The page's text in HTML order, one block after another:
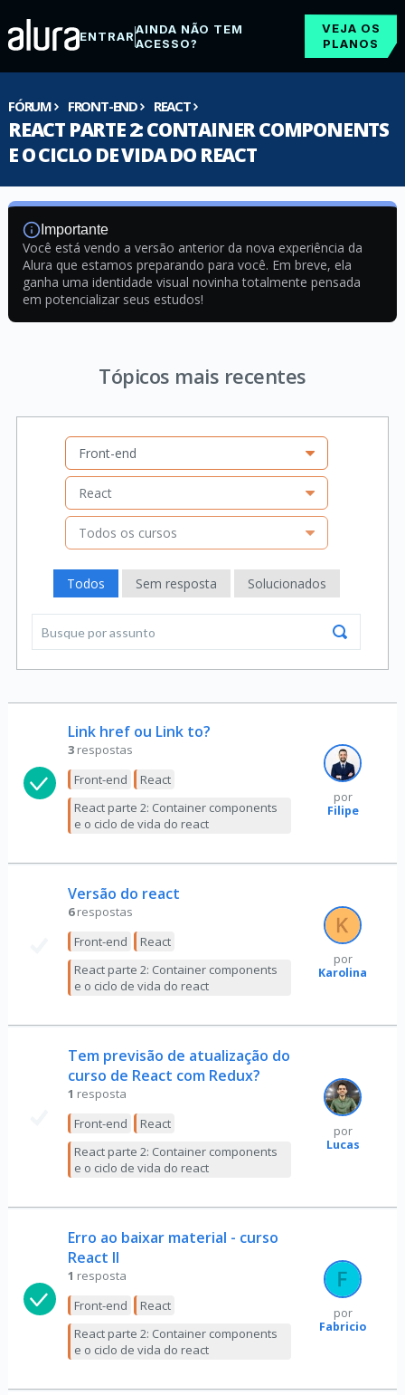
ENTRARAINDA NÃO TEM
ACESSO?
VEJA OS
PLANOS
FÓRUM FRONT-END REACT
REACT PARTE 2: CONTAINER COMPONENTS
E O CICLO DE VIDA DO REACT
Importante
Você está vendo a versão anterior da nova experiência da
Alura que estamos preparando para você. Em breve, ela
ganha uma identidade visual novinha totalmente pensada
em potencializar seus estudos!
Tópicos mais recentes
Front-end
React
Todos os cursos
Todos Sem resposta Solucionados
Link href ou Link to?
3 respostas
Front-end
React
React parte 2: Container components
e o ciclo de vida do react
por
Filipe
Versão do react
6 respostas
Front-end
React
React parte 2: Container components
e o ciclo de vida do react
por
Karolina
Tem previsão de atualização do
curso de React com Redux?
1 resposta
Front-end
React
React parte 2: Container components
e o ciclo de vida do react
por
Lucas
Erro ao baixar material - curso
React II
1 resposta
Front-end
React
React parte 2: Container components
e o ciclo de vida do react
por
Fabricio